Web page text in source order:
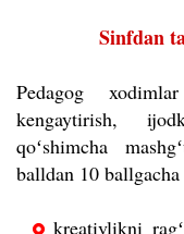
Sinfdan
Pedagog
kengaytirish,
qoʻshimcha
balldan 10
kreativlikni